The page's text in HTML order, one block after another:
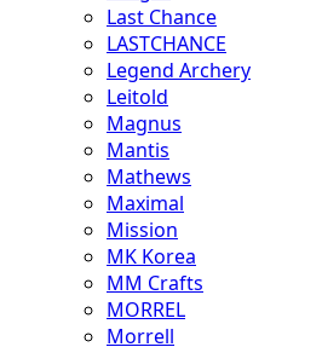
Last Chance
LASTCHANCE
Legend Archery
Leitold
Magnus
Mantis
Mathews
Maximal
Mission
MK Korea
MM Crafts
MORREL
Morrell